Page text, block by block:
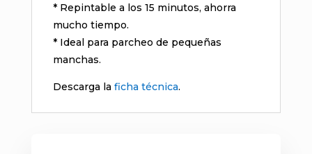
* Repintable a los 15 minutos, ahorra
mucho tiempo.
* Ideal para parcheo de pequeñas
manchas.
Descarga la ficha técnica.